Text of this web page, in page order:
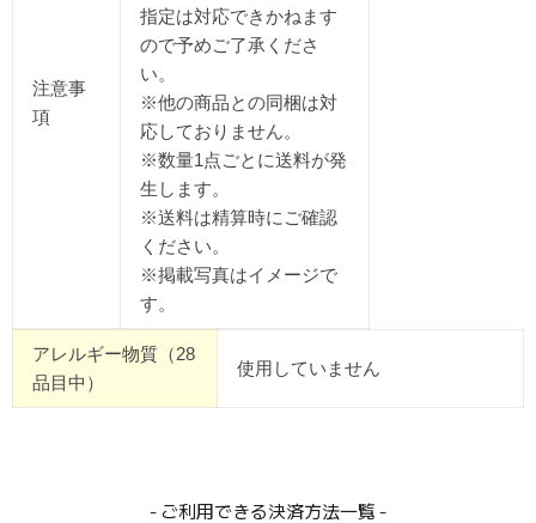
注意事
項
指定は対応できかねます
ので予めご了承くださ
い。
※他の商品との同梱は対
応しておりません。
※数量1点ごとに送料が発
生します。
※送料は精算時にご確認
ください。
※掲載写真はイメージで
す。
アレルギー物質（28
品目中）
使用していません
- ご利用できる決済方法一覧 -